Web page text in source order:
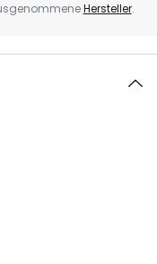
Hersteller.